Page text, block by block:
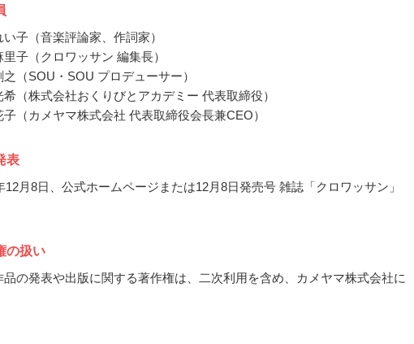
子（音楽評論家、作詞家）
子（クロワッサン 編集長）
之（SOU・SOU プロデューサー）
希（株式会社おくりびとアカデミー 代表取締役）
子（カメヤマ株式会社 代表取締役会長兼CEO）
表
12月8日、公式ホームページまたは12月8日発売号 雑誌「クロワッサン」
の扱い
品の発表や出版に関する著作権は、二次利用を含め、カメヤマ株式会社に